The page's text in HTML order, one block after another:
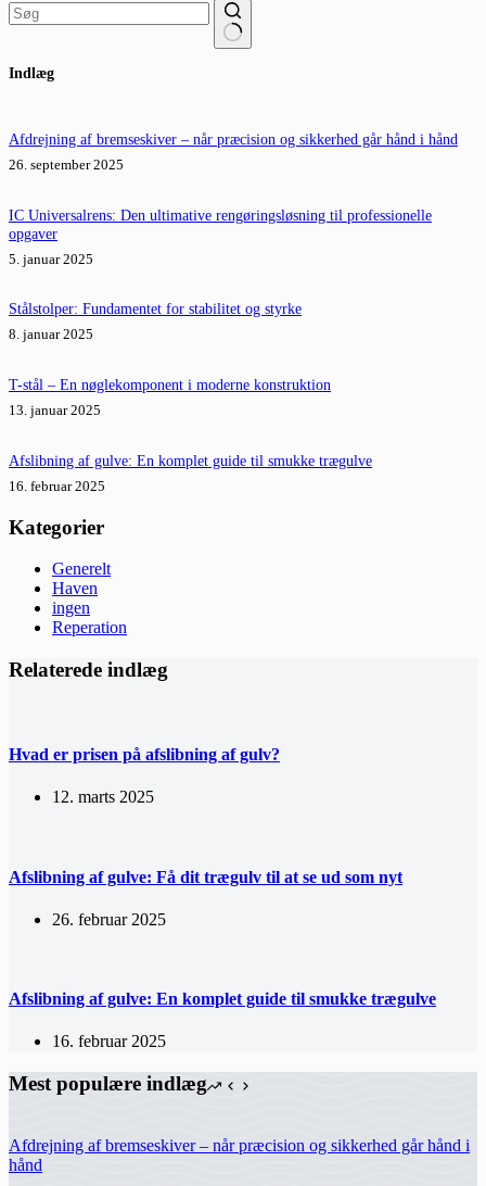
resultater
Indlæg
Afdrejning af bremseskiver – når præcision og sikkerhed går hånd i hånd
26. september 2025
IC Universalrens: Den ultimative rengøringsløsning til professionelle
opgaver
5. januar 2025
Stålstolper: Fundamentet for stabilitet og styrke
8. januar 2025
T-stål – En nøglekomponent i moderne konstruktion
13. januar 2025
Afslibning af gulve: En komplet guide til smukke trægulve
16. februar 2025
Kategorier
Generelt
Haven
ingen
Reperation
Relaterede indlæg
Hvad er prisen på afslibning af gulv?
12. marts 2025
Afslibning af gulve: Få dit trægulv til at se ud som nyt
26. februar 2025
Afslibning af gulve: En komplet guide til smukke trægulve
16. februar 2025
Mest populære indlæg
Afdrejning af bremseskiver – når præcision og sikkerhed går hånd i
hånd